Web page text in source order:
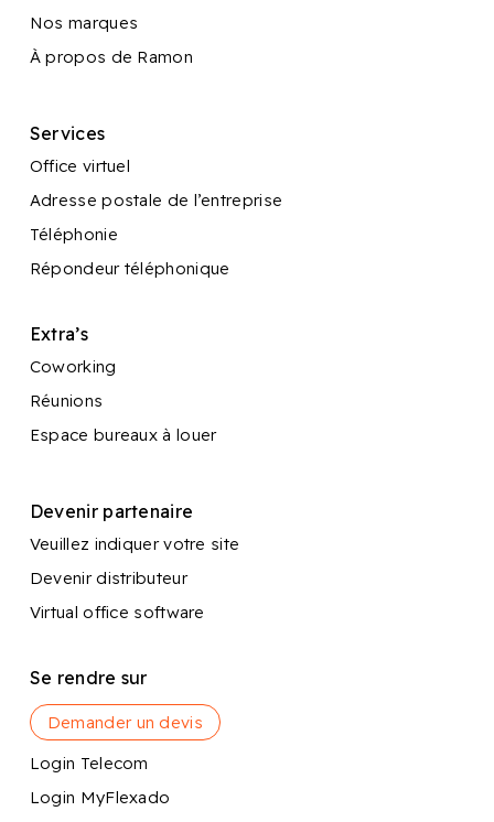
Nos marques
À propos de Ramon
Services
Office virtuel
Adresse postale de l’entreprise
Téléphonie
Répondeur téléphonique
Extra’s
Coworking
Réunions
Espace bureaux à louer
Devenir partenaire
Veuillez indiquer votre site
Devenir distributeur
Virtual office software
Se rendre sur
Demander un devis
Login Telecom
Login MyFlexado